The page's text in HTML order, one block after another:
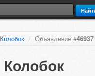
Колобок / Объявление #46937
Колобок